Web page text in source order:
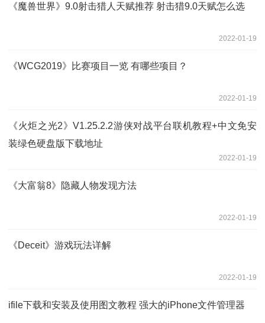
《魔兽世界》9.0射击猎人天赋推荐 射击猎9.0天赋怎么选
2022-01-19
《WCG2019》比赛项目一览 有哪些项目？
2022-01-19
《火炬之光2》V1.25.2.2游侠对战平台联机教程+中文免安
装绿色硬盘版下载地址
2022-01-19
《大富翁8》隐藏人物发现方法
2022-01-19
《Deceit》游戏玩法详解
2022-01-19
ifile下载和安装及使用图文教程 强大的iPhone文件管理器